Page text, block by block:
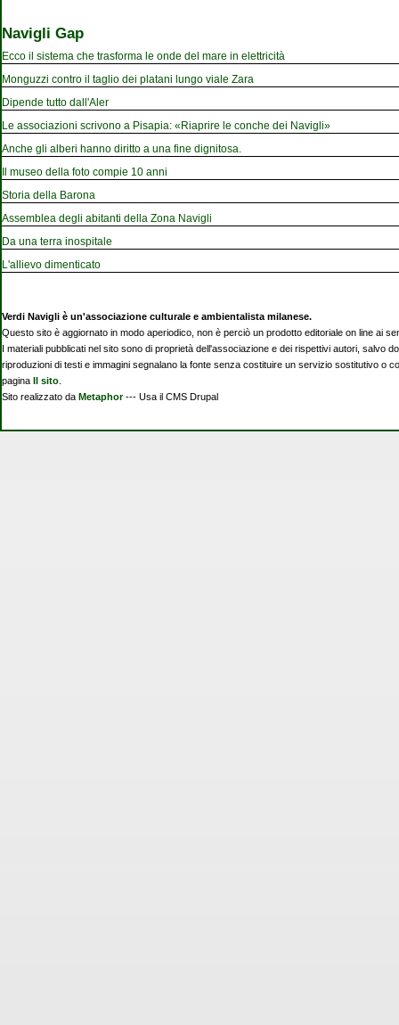
Navigli Gap
Ecco il sistema che trasforma le onde del mare in elettricità
Monguzzi contro il taglio dei platani lungo viale Zara
Dipende tutto dall'Aler
Le associazioni scrivono a Pisapia: «Riaprire le conche dei Navigli»
Anche gli alberi hanno diritto a una fine dignitosa.
Il museo della foto compie 10 anni
Storia della Barona
Assemblea degli abitanti della Zona Navigli
Da una terra inospitale
L'allievo dimenticato
Verdi Navigli è un'associazione culturale e ambientalista milanese.
Questo sito è aggiornato in modo aperiodico, non è perciò un prodotto editoriale on line ai
I materiali pubblicati nel sito sono di proprietà dell'associazione e dei rispettivi autori, salvo
riproduzioni di testi e immagini segnalano la fonte senza costituire un servizio sostitutivo o
pagina Il sito
Sito realizzato da Metaphor--- Usa il CMS Drupal